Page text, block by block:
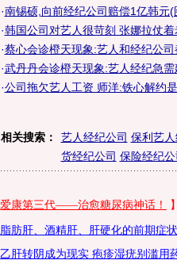
·南锡硕,向前经纪公司赔偿1亿韩元(
·韩国公司对艺人很苛刻 张娜拉仗
·蔡心会诊橙天现象:艺人和经纪公
·武丹丹会诊橙天现象:艺人经纪急
·公司拖欠艺人工资 师洋:铁心解约
相关搜索： 艺人经纪公司 保利艺
货经纪公司 保险经纪公